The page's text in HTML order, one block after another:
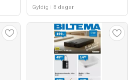
Gyldig i 8 dager